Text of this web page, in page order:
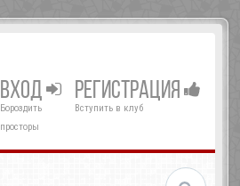
ВХОД
Бороздить
просторы
РЕГИСТРАЦИЯ
Вступить в клуб